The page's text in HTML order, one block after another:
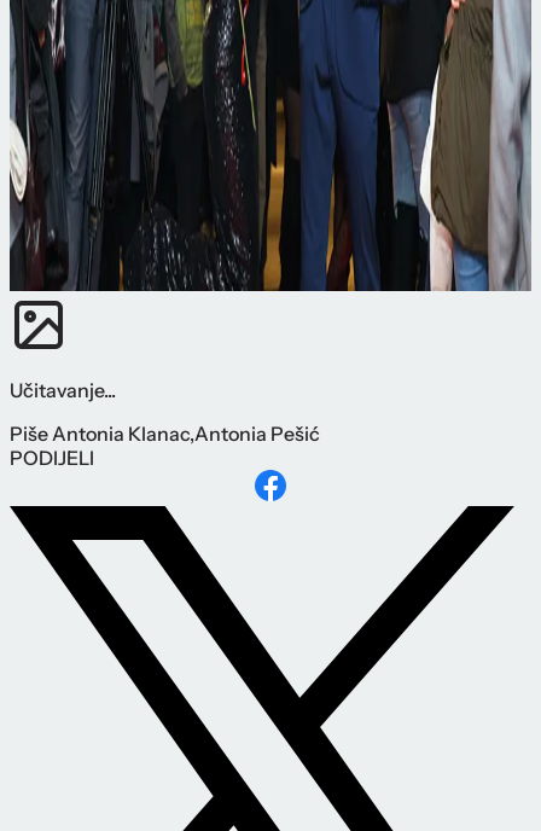
Učitavanje...
PišeAntonia Klanac,Antonia Pešić
PODIJELI